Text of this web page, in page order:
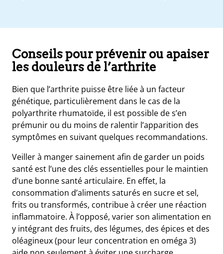
Conseils pour prévenir ou apaiser
les douleurs de l’arthrite
Bien que l’arthrite puisse être liée à un facteur
génétique, particulièrement dans le cas de la
polyarthrite rhumatoïde, il est possible de s’en
prémunir ou du moins de ralentir l’apparition des
symptômes en suivant quelques recommandations.
Veiller à manger sainement afin de garder un poids
santé est l’une des clés essentielles pour le maintien
d’une bonne santé articulaire. En effet, la
consommation d’aliments saturés en sucre et sel,
frits ou transformés, contribue à créer une réaction
inflammatoire. À l’opposé, varier son alimentation en
y intégrant des fruits, des légumes, des épices et des
oléagineux (pour leur concentration en oméga 3)